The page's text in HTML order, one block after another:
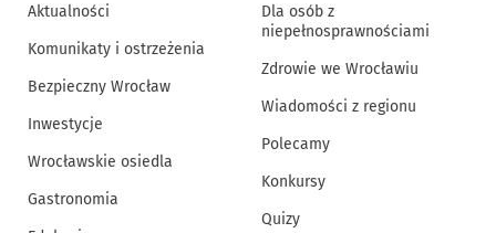
Aktualności
Komunikaty i ostrzeżenia
Bezpieczny Wrocław
Inwestycje
Wrocławskie osiedla
Gastronomia
Dla osób z
niepełnosprawnościami
Zdrowie we Wrocławiu
Wiadomości z regionu
Polecamy
Konkursy
Quizy